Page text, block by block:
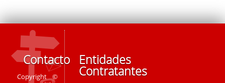
Contacto
Copyright ©
Entidades
Contratantes